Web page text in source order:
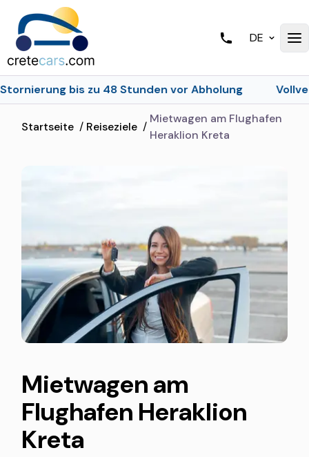
DE
48 Stunden vor Abholung Vollversicherung |
Startseite / Reiseziele /
Mietwagen am Flughafen
Heraklion Kreta
Mietwagen am
Flughafen Heraklion
Kreta